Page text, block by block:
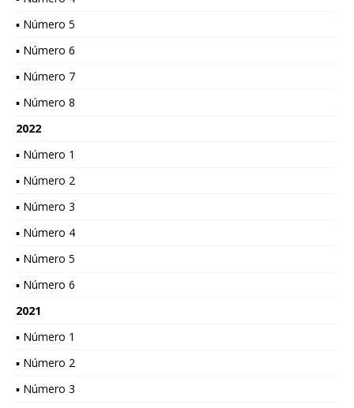
▪ Número 5
▪ Número 6
▪ Número 7
▪ Número 8
2022
▪ Número 1
▪ Número 2
▪ Número 3
▪ Número 4
▪ Número 5
▪ Número 6
2021
▪ Número 1
▪ Número 2
▪ Número 3